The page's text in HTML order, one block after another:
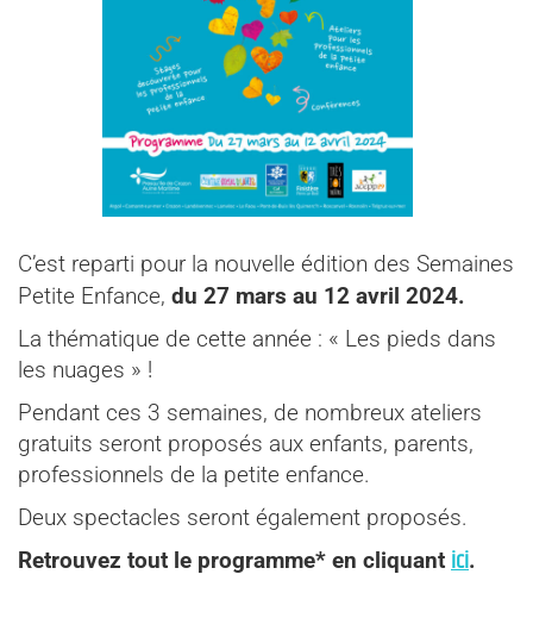
C’est reparti pour la nouvelle édition des Semaines
Petite Enfance, du 27 mars au 12 avril 2024.
La thématique de cette année : « Les pieds dans
les nuages » !
Pendant ces 3 semaines, de nombreux ateliers
gratuits seront proposés aux enfants, parents,
professionnels de la petite enfance.
Deux spectacles seront également proposés.
Retrouvez tout le programme* en cliquant ici.